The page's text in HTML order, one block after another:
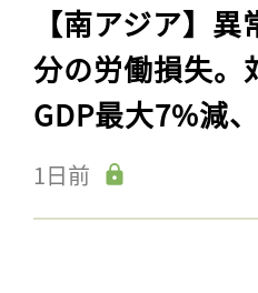
【南アジア】
分の労働損失。
GDP最大7%減
1日前